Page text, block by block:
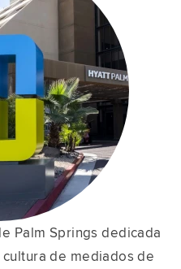
Palm Springs dedicada
de mediados de